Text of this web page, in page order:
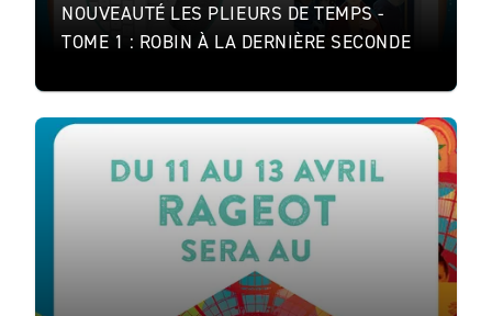
NOUVEAUTÉ LES PLIEURS DE TEMPS -
TOME 1 : ROBIN À LA DERNIÈRE SECONDE